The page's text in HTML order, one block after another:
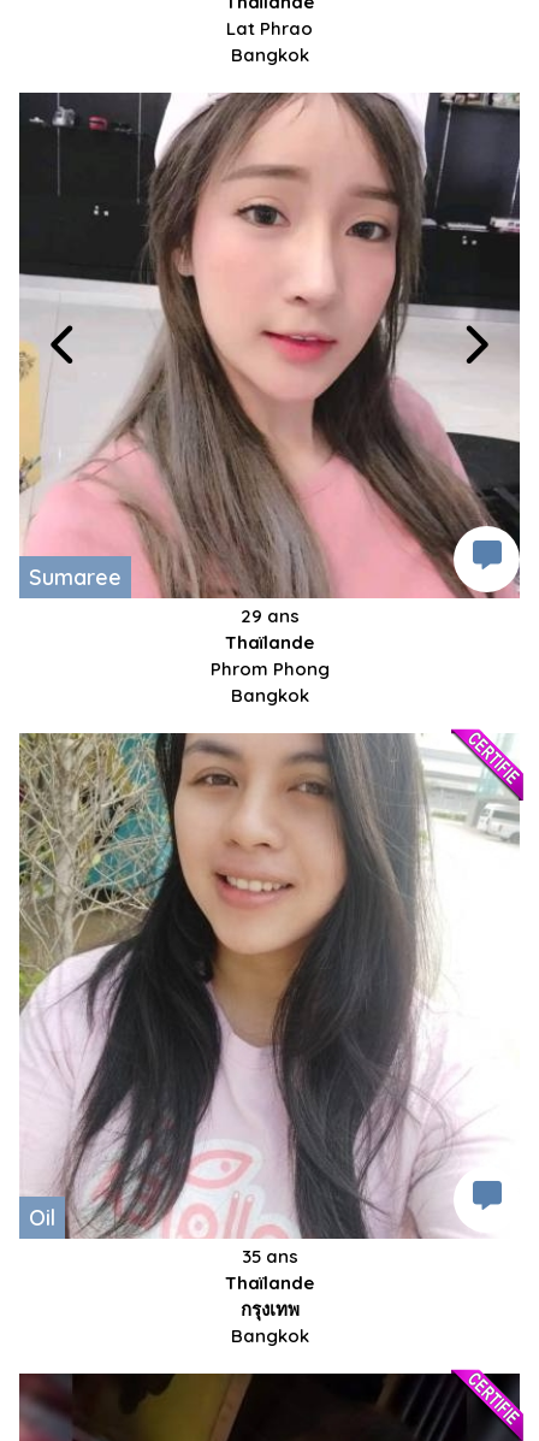
Lat Phrao
Bangkok
Sumaree
29 ans
Thaïlande
Phrom Phong
Bangkok
Oil
35 ans
Thaïlande
กรุงเทพ
Bangkok